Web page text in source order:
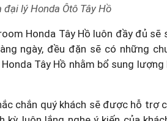
lý Honda Ôtô Tây Hồ
Honda Tây Hồ luôn đầy đủ sẽ
ngày, đều đặn sẽ có những
Tây Hồ nhằm bổ sung
chắn quý khách sẽ được hỗ trợ